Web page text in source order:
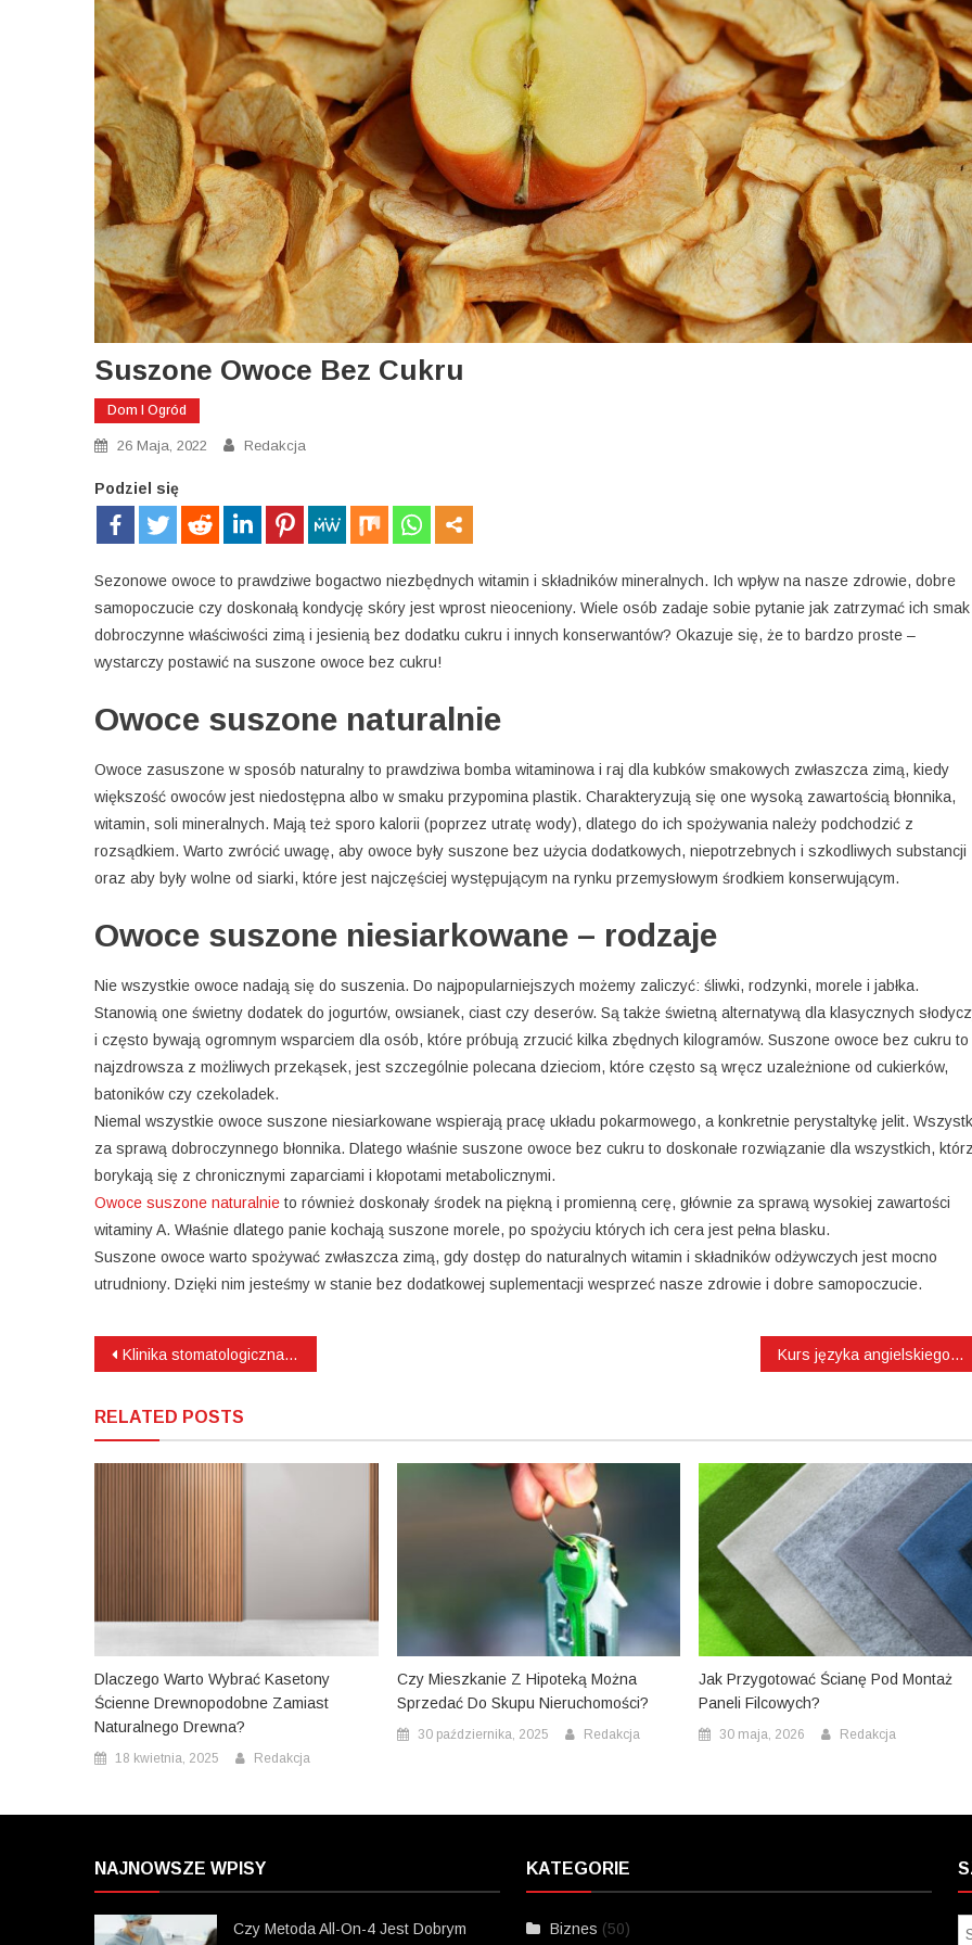
Suszone Owoce Bez Cukru
Dom I Ogród
26 Maja, 2022 Redakcja
Podziel się
Sezonowe owoce to prawdziwe bogactwo niezbędnych witamin i składników mineralnych. Ich wpływ na nasze zdrowie, dobre
samopoczucie czy doskonałą kondycję skóry jest wprost nieoceniony. Wiele osób zadaje sobie pytanie jak zatrzymać ich smak
dobroczynne właściwości zimą i jesienią bez dodatku cukru i innych konserwantów? Okazuje się, że to bardzo proste –
wystarczy postawić na suszone owoce bez cukru!
Owoce suszone naturalnie
Owoce zasuszone w sposób naturalny to prawdziwa bomba witaminowa i raj dla kubków smakowych zwłaszcza zimą, kiedy
większość owoców jest niedostępna albo w smaku przypomina plastik. Charakteryzują się one wysoką zawartością błonnika,
witamin, soli mineralnych. Mają też sporo kalorii (poprzez utratę wody), dlatego do ich spożywania należy podchodzić z
rozsądkiem. Warto zwrócić uwagę, aby owoce były suszone bez użycia dodatkowych, niepotrzebnych i szkodliwych substancji
oraz aby były wolne od siarki, które jest najczęściej występującym na rynku przemysłowym środkiem konserwującym.
Owoce suszone niesiarkowane – rodzaje
Nie wszystkie owoce nadają się do suszenia. Do najpopularniejszych możemy zaliczyć: śliwki, rodzynki, morele i jabłka.
Stanowią one świetny dodatek do jogurtów, owsianek, ciast czy deserów. Są także świetną alternatywą dla klasycznych
i często bywają ogromnym wsparciem dla osób, które próbują zrzucić kilka zbędnych kilogramów. Suszone owoce bez cukru to
najzdrowsza z możliwych przekąsek, jest szczególnie polecana dzieciom, które często są wręcz uzależnione od cukierków,
batoników czy czekoladek.
Niemal wszystkie owoce suszone niesiarkowane wspierają pracę układu pokarmowego, a konkretnie perystaltykę jelit.
za sprawą dobroczynnego błonnika. Dlatego właśnie suszone owoce bez cukru to doskonałe rozwiązanie dla wszystkich,
borykają się z chronicznymi zaparciami i kłopotami metabolicznymi.
Owoce suszone naturalnie to również doskonały środek na piękną i promienną cerę, głównie za sprawą wysokiej zawartości
witaminy A. Właśnie dlatego panie kochają suszone morele, po spożyciu których ich cera jest pełna blasku.
Suszone owoce warto spożywać zwłaszcza zimą, gdy dostęp do naturalnych witamin i składników odżywczych jest mocno
utrudniony. Dzięki nim jesteśmy w stanie bez dodatkowej suplementacji wesprzeć nasze zdrowie i dobre samopoczucie.
Nawigacja
Klinika stomatologiczna Kraków – jakie usługi świadczy? Kurs języka angielskiego dla każdego
RELATED POSTS
Dlaczego Warto Wybrać Kasetony
Ścienne Drewnopodobne Zamiast
Naturalnego Drewna?
18 kwietnia, 2025 Redakcja
Czy Mieszkanie Z Hipoteką Można
Sprzedać Do Skupu Nieruchomości?
30 października, 2025 Redakcja
Jak Przygotować Ścianę Pod Montaż
Paneli Filcowych?
30 maja, 2026 Redakcja
NAJNOWSZE WPISY
Czy Metoda All-On-4 Jest Dobrym
KATEGORIE
Biznes (50)